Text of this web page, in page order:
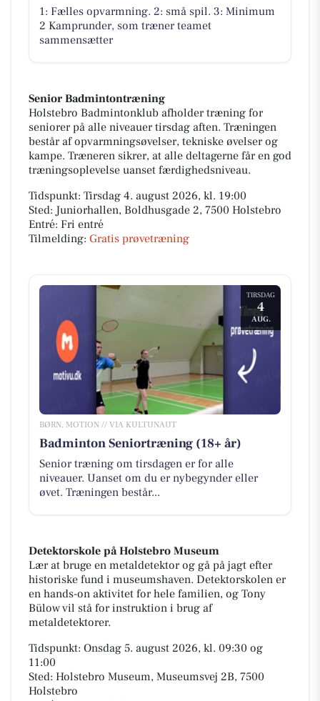
1: Fælles opvarmning. 2: små spil. 3: Minimum
2 Kamprunder, som træner teamet
sammensætter
Senior Badmintontræning
Holstebro Badmintonklub afholder træning for
seniorer på alle niveauer tirsdag aften. Træningen
består af opvarmningsøvelser, tekniske øvelser og
kampe. Træneren sikrer, at alle deltagerne får en god
træningsoplevelse uanset færdighedsniveau.
Tidspunkt: Tirsdag 4. august 2026, kl. 19:00
Sted: Juniorhallen, Boldhusgade 2, 7500 Holstebro
Entré: Fri entré
Tilmelding: Gratis prøvetræning
TIRSDAG
4
AUG.
BØRN, MOTION // VIA KULTUNAUT
Badminton Seniortræning (18+ år)
Senior træning om tirsdagen er for alle
niveauer. Uanset om du er nybegynder eller
øvet. Træningen består...
Detektorskole på Holstebro Museum
Lær at bruge en metaldetektor og gå på jagt efter
historiske fund i museumshaven. Detektorskolen er
en hands-on aktivitet for hele familien, og Tony
Bülow vil stå for instruktion i brug af
metaldetektorer.
Tidspunkt: Onsdag 5. august 2026, kl. 09:30 og
11:00
Sted: Holstebro Museum, Museumsvej 2B, 7500
Holstebro